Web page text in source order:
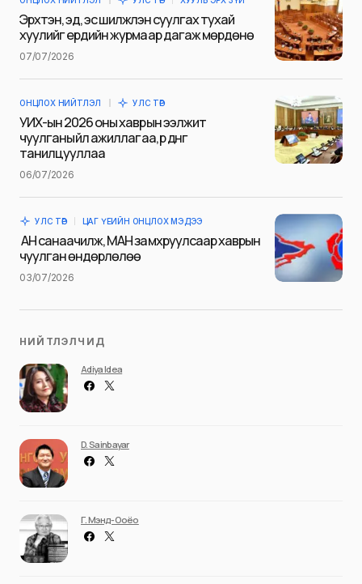
Эрхтэн, эд, эс шилжүүлэн суулгах тухай
хуулийг ердийн журмаар дагаж мөрдөнө
07/07/2026
ОНЦЛОХ НИЙТЛЭЛ УЛС ТӨР
УИХ-ын 2026 оны хаврын ээлжит
чуулганы үйл ажиллагаа, үр дүнг
танилцууллаа
06/07/2026
УЛС ТӨР ЦАГ ҮЕИЙН ОНЦЛОХ МЭДЭЭ
АН санаачилж, МАН замхруулсаар хаврын
чуулган өндөрлөлөө
03/07/2026
НИЙТЛЭЛЧИД
Adiya Idea
D. Sainbayar
Г. Мэнд-Ооёо